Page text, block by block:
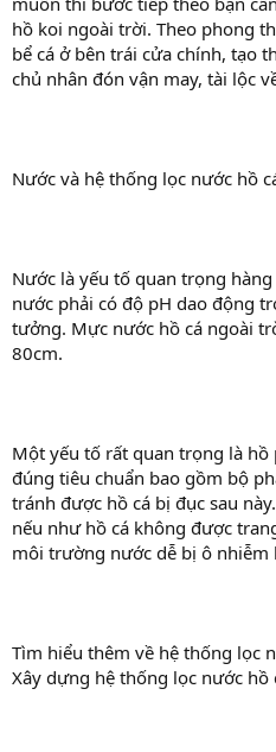
hồ koi ngoài trời. Theo phong
bể cá ở bên trái cửa chính, tạo
chủ nhân đón vận may, tài lộc
Nước và hệ thống lọc nước hồ
Nước là yếu tố quan trọng
nước phải có độ pH dao động
tưởng. Mực nước hồ cá ngoài
80cm.
Một yếu tố rất quan trọng là
đúng tiêu chuẩn bao gồm bộ
tránh được hồ cá bị đục sau
nếu như hồ cá không được
môi trường nước dễ bị ô nhiễm
Tìm hiểu thêm về hệ thống lọc
Xây dựng hệ thống lọc nước hồ